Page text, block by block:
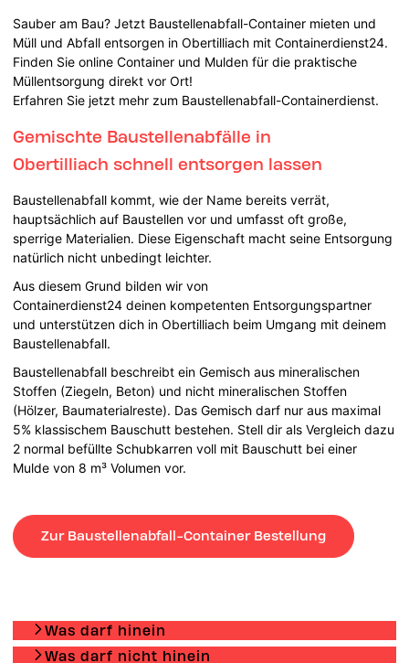
Sauber am Bau? Jetzt Baustellenabfall-Container mieten und
Müll und Abfall entsorgen in Obertilliach mit Containerdienst24.
Finden Sie online Container und Mulden für die praktische
Müllentsorgung direkt vor Ort!
Erfahren Sie jetzt mehr zum Baustellenabfall-Containerdienst.
Gemischte Baustellenabfälle in
Obertilliach schnell entsorgen lassen
Baustellenabfall kommt, wie der Name bereits verrät,
hauptsächlich auf Baustellen vor und umfasst oft große,
sperrige Materialien. Diese Eigenschaft macht seine Entsorgung
natürlich nicht unbedingt leichter.
Aus diesem Grund bilden wir von
Containerdienst24 deinen kompetenten Entsorgungspartner
und unterstützen dich in Obertilliach beim Umgang mit deinem
Baustellenabfall.
Baustellenabfall beschreibt ein Gemisch aus mineralischen
Stoffen (Ziegeln, Beton) und nicht mineralischen Stoffen
(Hölzer, Baumaterialreste). Das Gemisch darf nur aus maximal
5% klassischem Bauschutt bestehen. Stell dir als Vergleich dazu
2 normal befüllte Schubkarren voll mit Bauschutt bei einer
Mulde von 8 m³ Volumen vor.
Zur Baustellenabfall-Container Bestellung
Was darf hinein
Was darf nicht hinein